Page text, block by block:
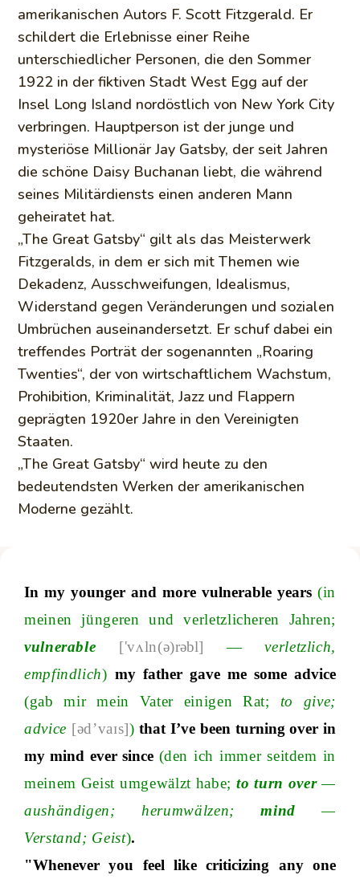
amerikanischen Autors F. Scott Fitzgerald. Er
schildert die Erlebnisse einer Reihe
unterschiedlicher Personen, die den Sommer
1922 in der fiktiven Stadt West Egg auf der
Insel Long Island nordöstlich von New York City
verbringen. Hauptperson ist der junge und
mysteriöse Millionär Jay Gatsby, der seit Jahren
die schöne Daisy Buchanan liebt, die während
seines Militärdiensts einen anderen Mann
geheiratet hat.
„The Great Gatsby“ gilt als das Meisterwerk
Fitzgeralds, in dem er sich mit Themen wie
Dekadenz, Ausschweifungen, Idealismus,
Widerstand gegen Veränderungen und sozialen
Umbrüchen auseinandersetzt. Er schuf dabei ein
treffendes Porträt der sogenannten „Roaring
Twenties“, der von wirtschaftlichem Wachstum,
Prohibition, Kriminalität, Jazz und Flappern
geprägten 1920er Jahre in den Vereinigten
Staaten.
„The Great Gatsby“ wird heute zu den
bedeutendsten Werken der amerikanischen
Moderne gezählt.
In my younger and more vulnerable years(in
meinen jüngeren und verletzlicheren Jahren;
vulnerable ['vʌln(ə)rəbl] —
verletzlich,
empfindlich) my father gave me some advice
(gab mir mein Vater einigen Rat; to give;
advice [əd’vaɪs]) that I’ve been turning over in
my mind ever since (den ich immer seitdem in
meinem Geist umgewälzt habe; to turn over —
aushändigen; herumwälzen; mind
—
Verstand; Geist).
"Whenever you feel like criticizing any one